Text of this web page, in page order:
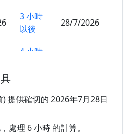
3 小時
以後
28/7/2026
4 小時
以後
以後
28/7/2026
提供確切的 2026年7月28日
處理 6 小時 的計算。